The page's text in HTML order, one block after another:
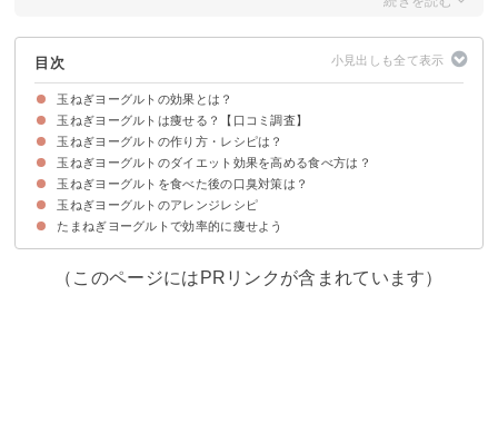
目次
玉ねぎヨーグルトの効果とは？
①整腸効果・便秘解消
②食欲を抑えて代謝アップ
③糖の代謝を助ける
玉ねぎヨーグルトは痩せる？【口コミ調査】
玉ねぎヨーグルトで痩せた口コミ
玉ねぎヨーグルトで痩せなかった口コミ
玉ねぎヨーグルトの作り方・レシピは？
材料
①玉ねぎを切って辛味を飛ばす
②材料を混ぜる
③冷蔵庫で1日寝かせる
玉ねぎヨーグルトのダイエット効果を高める食べ方は？
1日50gを食べる
納豆を加えるのがおすすめ
加熱しない
玉ねぎヨーグルトを食べた後の口臭対策は？
口臭を消す食べ物
口臭を消す飲み物
玉ねぎヨーグルトのアレンジレシピ
①玉ねぎヨーグルトと大豆のサラダ
②玉ねぎヨーグルトを使用したスパゲッティサラダ
③玉ねぎヨーグルトとチーズのトースト
④玉ねぎヨーグルトとおからのサンド
⑤玉ねぎヨーグルト入り明太パスタ
たまねぎヨーグルトで効率的に痩せよう
（このページにはPRリンクが含まれています）